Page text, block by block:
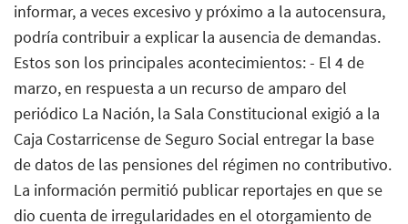
informar, a veces excesivo y próximo a la autocensura,
podría contribuir a explicar la ausencia de demandas.
Estos son los principales acontecimientos: - El 4 de
marzo, en respuesta a un recurso de amparo del
periódico La Nación, la Sala Constitucional exigió a la
Caja Costarricense de Seguro Social entregar la base
de datos de las pensiones del régimen no contributivo.
La información permitió publicar reportajes en que se
dio cuenta de irregularidades en el otorgamiento de